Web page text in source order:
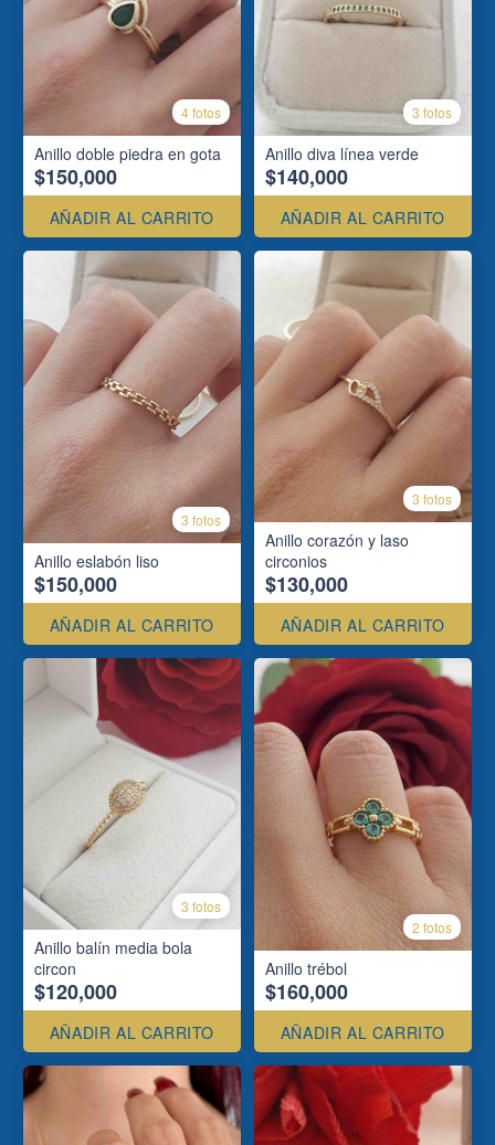
4 fotos
Anillo doble piedra en gota
$150,000
AÑADIR AL CARRITO
3 fotos
Anillo diva línea verde
$140,000
AÑADIR AL CARRITO
3 fotos
Anillo eslabón liso
$150,000
AÑADIR AL CARRITO
3 fotos
Anillo corazón y laso
circonios
$130,000
AÑADIR AL CARRITO
3 fotos
Anillo balín media bola
circon
$120,000
AÑADIR AL CARRITO
2 fotos
Anillo trébol
$160,000
AÑADIR AL CARRITO